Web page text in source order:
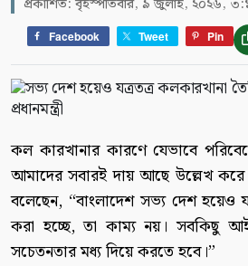
Facebook Tweet Pin
কল কারখানার কারণে যেভাবে
আমাদের সবারই দায় আছে উল্লেখ করে
বলেছেন, “বাংলাদেশ সভ্য দেশ হয়েও
করা হচ্ছে, তা কাম্য নয়। সবকিছু
সচেতনতার মধ্য দিয়ে করতে হবে।”